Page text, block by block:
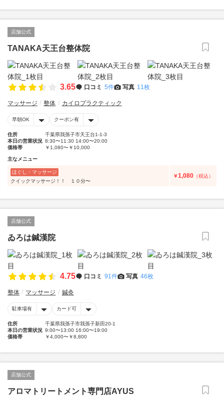
店舗公式
TANAKA天王台整体院
3.65 口コミ 5件 写真 11枚
マッサージ 整体 カイロプラクティック
早朝OK クーポン有
住所
千葉県我孫子市天王台1-1-3
本日の営業状況 8:30〜11:30 14:00〜20:00
価格帯
￥1,080〜￥10,000
主なメニュー
ほぐし・マッサージ
クイックマッサージ！！ １０分〜
￥1,080 （税込）
店舗公式
ゐろは鍼漢院
4.75 口コミ 91件 写真 46枚
整体 マッサージ 鍼灸
駐車場有 カード可
住所
千葉県我孫子市我孫子新田20-1
本日の営業状況 9:00〜13:00 16:00〜19:00
価格帯
￥4,000〜￥8,800
店舗公式
アロマトリートメント専門店AYUS